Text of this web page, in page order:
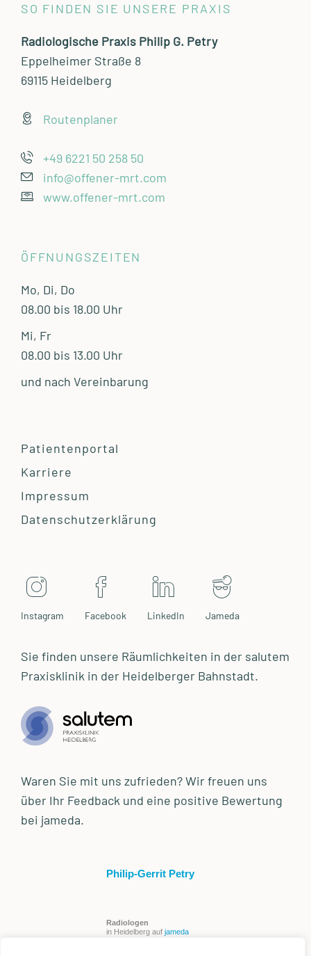
SO FINDEN SIE UNSERE PRAXIS
Radiologische Praxis Philip G. Petry
Eppelheimer Straße 8
69115 Heidelberg
Routenplaner
+49 6221 50 258 50
info@offener-mrt.com
www.offener-mrt.com
ÖFFNUNGSZEITEN
Mo, Di, Do
08.00 bis 18.00 Uhr
Mi, Fr
08.00 bis 13.00 Uhr
und nach Vereinbarung
Patientenportal
Karriere
Impressum
Datenschutzerklärung
Instagram Facebook LinkedIn Jameda
Sie finden unsere Räumlichkeiten in der salutem
Praxisklinik in der Heidelberger Bahnstadt.
Waren Sie mit uns zufrieden? Wir freuen uns
über Ihr Feedback und eine positive Bewertung
bei jameda.
Philip-Gerrit Petry
Radiologen
in Heidelberg auf jameda